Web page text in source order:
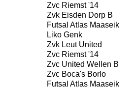
Zvc Riemst '14
Zvk Eisden Dorp B
Futsal Atlas Maaseik
Liko Genk
Zvk Leut United
Zvc Riemst '14
Zvc United Wellen B
Zvc Boca's Borlo
Futsal Atlas Maaseik